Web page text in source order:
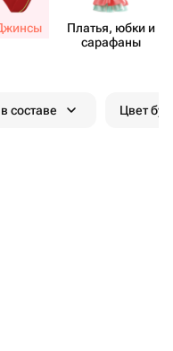
Платья, юбки и
сарафаны
составе Цвет